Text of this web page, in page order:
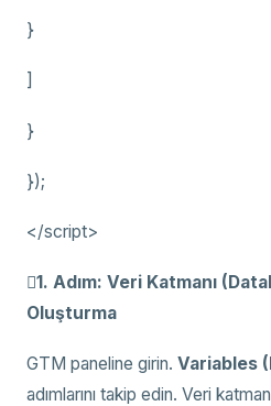
}
]
}
});
</script>
1. Adım: Veri Katmanı
Oluşturma
GTM paneline girin. Variables
adımlarını takip edin. Veri